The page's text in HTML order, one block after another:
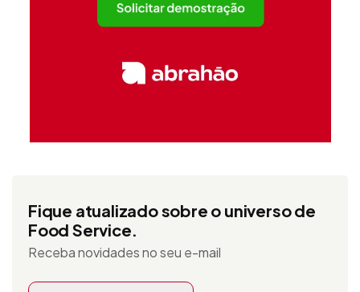
Fique atualizado sobre o universo de
Food Service.
Receba novidades no seu e-mail